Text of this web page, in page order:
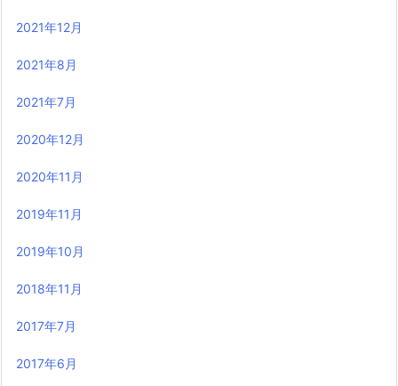
2021年12月
2021年8月
2021年7月
2020年12月
2020年11月
2019年11月
2019年10月
2018年11月
2017年7月
2017年6月